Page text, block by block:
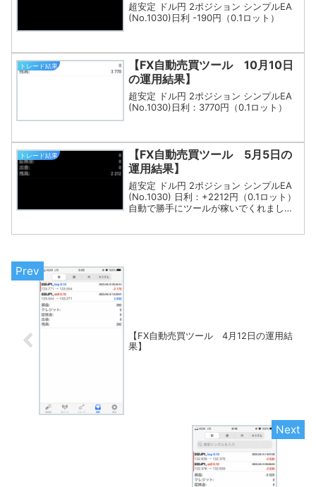
超安定 ドル円 2ポジション シンプルEA
(No.1030)日利 -190円（0.1ロット）
トレード結果
【FX自動売買ツール 10月10日
の運用結果】
超安定 ドル円 2ポジション シンプルEA
(No.1030)日利：3770円（0.1ロット）
トレード結果
【FX自動売買ツール 5月5日の
運用結果】
超安定 ドル円 2ポジション シンプルEA
(No.1030) 日利：+2212円（0.1ロット）
自動で勝手にツールが稼いでくれました
【FX自動売買ツール 4月12日の運用結
果】